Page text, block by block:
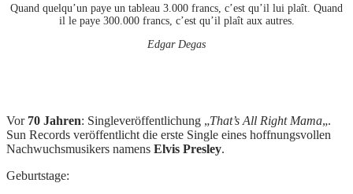
Quand quelqu’un paye un tableau 3.000 francs, c’est qu’il lui plaît. Quand
il le paye 300.000 francs, c’est qu’il plaît aux autres.
Edgar Degas
Vor 70 Jahren: Singleveröffentlichung „That’s All Right Mama„.
Sun Records veröffentlicht die erste Single eines hoffnungsvollen
Nachwuchsmusikers namens Elvis Presley.
Geburtstage: